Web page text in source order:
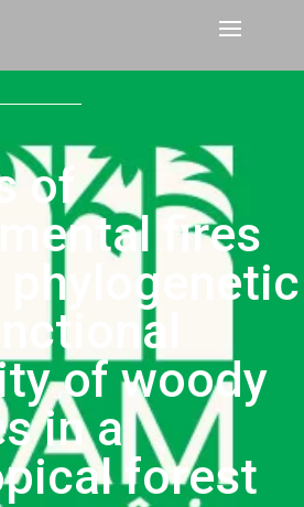
of
fires
phylogenetic
of woody
in a
forest